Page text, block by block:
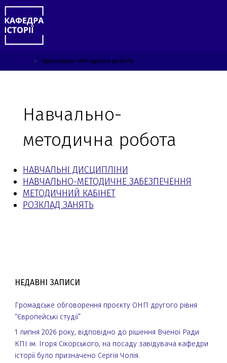
Skip
to
content
HomeНавчально-методична робота
Навчально-
методична робота
НАВЧАЛЬНІ ДИСЦИПЛІНИ
НАВЧАЛЬНО-МЕТОДИЧНЕ ЗАБЕЗПЕЧЕННЯ
МЕТОДИЧНИЙ КАБІНЕТ
РОЗКЛАД ЗАНЯТЬ
НЕДАВНІ ЗАПИСИ
Громадське обговорення проєкту ОНП другого рівня
“Європейські студії”
1 липня 2026 року, відповідно до рішення Вченої Ради
КПІ ім. Ігоря Сікорського, на посаду завідувача кафедри
історії було призначено Сергія Чолія.